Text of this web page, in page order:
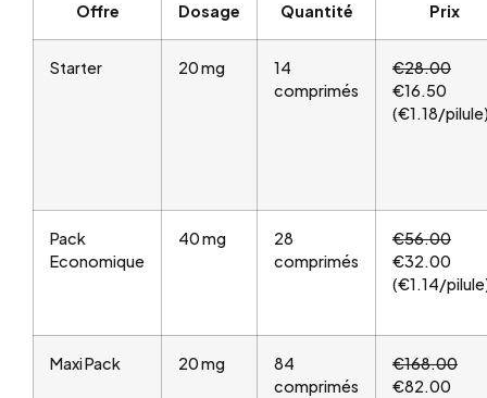
Offre Dosage Quantité Prix
Starter 20 mg
14
comprimés
€28.00
€16.50
(€1.18/
Pack
Economique
40 mg
28
comprimés
€56.00
€32.00
(€1.14/
Maxi Pack 20 mg
84
comprimés
€168.00
€82.00